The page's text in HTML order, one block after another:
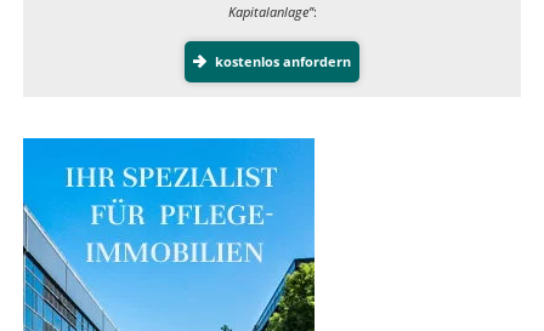
Kapitalanlage”:
kostenlos anfordern